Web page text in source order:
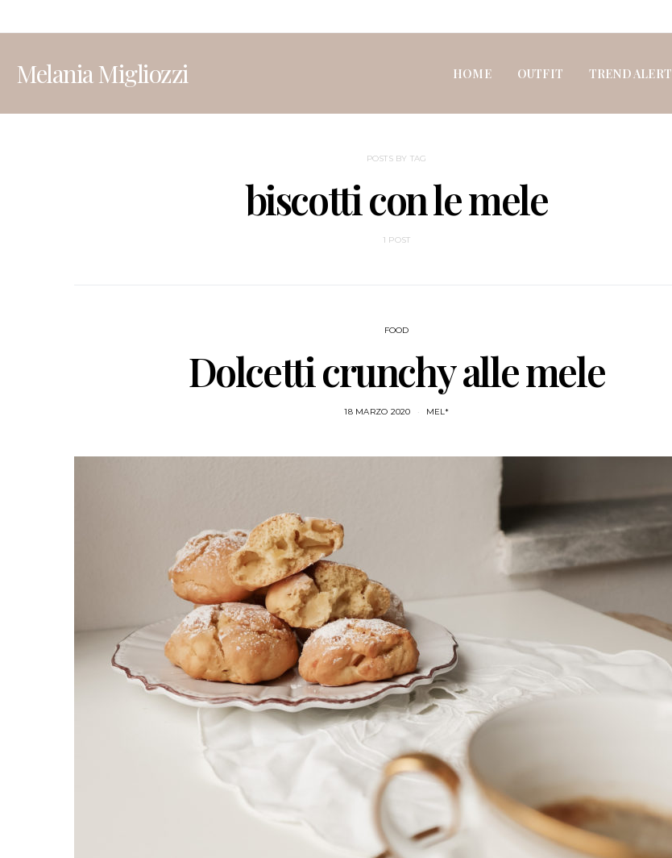
Melania Migliozzi HOME OUTFIT TREND ALERT
POSTS BY TAG
biscotti con le mele
1 POST
FOOD
Dolcetti crunchy alle mele
18 MARZO 2020 MEL*